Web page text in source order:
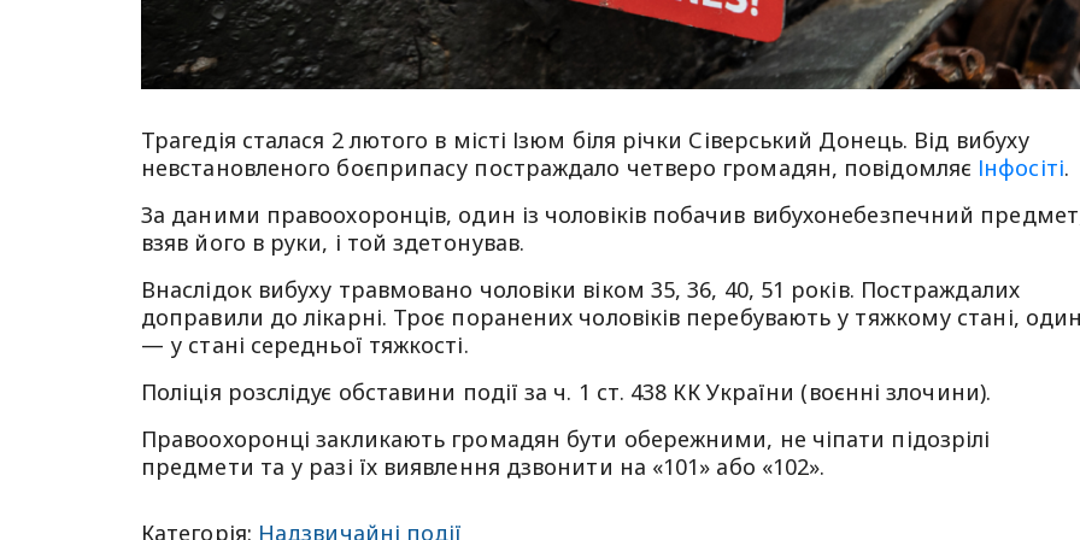
Трагедія сталася 2 лютого в місті Ізюм біля річки Сіверський Донець. Від вибуху
невстановленого боєприпасу постраждало четверо громадян, повідомляє Інфосіті.
За даними правоохоронців, один із чоловіків побачив вибухонебезпечний
взяв його в руки, і той здетонував.
Внаслідок вибуху травмовано чоловіки віком 35, 36, 40, 51 років. Постраждалих
доправили до лікарні. Троє поранених чоловіків перебувають у тяжкому стані,
— у стані середньої тяжкості.
Поліція розслідує обставини події за ч. 1 ст. 438 КК України (воєнні злочини).
Правоохоронці закликають громадян бути обережними, не чіпати підозрілі
предмети та у разі їх виявлення дзвонити на «101» або «102».
Категорія: Надзвичайні події